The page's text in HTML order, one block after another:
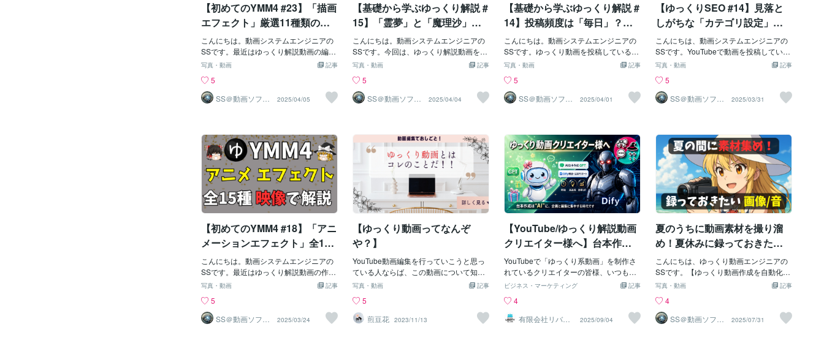
ト読み上げによる簡単なナレーションが
可能これにより、誰でも気軽に始められ
るのが特徴です。🔧 初期投資が少なく、
PC一台で始められる実写動画と違い、ゆ
っくり動画は特別な機材が不要です。- 基
本的に必要なのはPCと編集ソフト、そし
用意する必要がないため、コストを抑え
られるこれがゆっくり動画の強みです。
2. 収益化の現実「ゆっくり動画で収益を
uTubeで収益化を目指すためには、まず
以下の条件を満たす必要があります。1.
チャンネル登録者数が1000人以上2. 直近
12ヶ月の総再生時間が4000時間以上3. Y
ouTubeのポリシーに準拠していることこ
れらの条件を達成するためには、計画的
な動画投稿が不可欠です。⭕️ 再生回数と
収益の関係収益化の鍵は再生
く“どう使ったか”です。引用として使っ
ている場合のみ、著作権法上認められる
可能性があります。引用が成立するため
には、以下の4つの条件を満たす必要があ
ります：🔸 自分の主張を補足する目的
で、必要最小限の範囲で使用している🔸
が「従」になっている🔸 出典が明記され
ている（例：「出典：○○公式サイト」な
ど）🔸 ナレーションや字幕などで、画像
でも無断使用と判断される可能性があり
ます。✅ 「出典を書けばOK」「ちょっと
だけなら大丈夫」は、よくある誤解で
す。2. よくあるNGな使い方とその理由で
は、実際にどんな使い方がNGになるので
しょうか？代表的な例を3つ紹介します。
① 装飾として使ってしまう・話の内容と
関係なく、背景や雰囲気づくりで公式サ
イトを映す→ これは
ないときに考えられる代表的な原因とそ
の対処法を、初心者の方でも分かるよう
に、順を追ってやさしく説明していきま
す。1. SmartScreenによるブロック最も
多いのがこれ。YMM4を起動しようとす
ると「WindowsによってPCが保護されま
せなくなってしまう現象です。これはWi
ndowsが「未知の提供元のアプリかもし
れない」と判断して、一時的に起動を止
で【詳細情報】というリンクをクリック
（※ここが目立たないので注意）✅表示さ
れる【実行】ボタンをクリックこれだけ
で、SmartScreenのブロックは解除さ
れ、YMM4は正常に起動するようになり
ます。しかもこの操作は一度きりでOK。
次回以降はもうこの警告は表示されませ
ん。2. スマートアプリコントロールのブ
ロック
稿」とは、YouTube上で動画以外の内容
（文章・画像・アンケートなど）を発信
できる機能です。2024年からは、登録者
数の制限も撤廃され、すべてのYouTube
チャンネルで利用可能になりました。
【主な特徴】●チャンネルの[投稿]タブに
にも表示される（スマホ閲覧が多い視聴
者にも届きやすい）●投稿には「いいね」
「コメント」「アンケート投票」などの
ト・クイズ形式の質問などが使用可能✅
一言で言えば「YouTube内にあるSNS投
稿機能」だと思ってください。2. コミュ
ニティ投稿のやり方｜スマホ・PCでの投
稿手順操作はとても簡単です。YouTube
Studio：1. YouTube Studioにアクセス
2. 右上の「作成」ボタンをクリック3. 「
【初めてのYMM4 #23】「描画
エフェクト」厳選11種類の特
徴と使い方を紹介！初心者で
も簡単「不透明度」から「傾
斜変形」まで…ちょっとマニ
アックな「極座標変換」も！
画像や字幕のサイズに悩む人
こんにちは。動画システムエンジニアの
SSです。最近はゆっくり解説動画の編集
を効率化しながら、「見やすく、印象に
を入れたのに、なんだか画面がのっぺり
してる」「テキストや画像が読みにく
い、地味って言われる」「そもそもエフ
「描画エフェクト」機能です。この記事
では、YMM4に搭載された描画エフェク
ト全11種類を、初心者にもわかりやす
く、特徴・使いどころ・操作ポイントつ
きで解説します！1. 描画エフェクトって
何？YMM4の「描画エフェクト」は、テ
キストや画像の位置・大きさ・透明度な
どを見た目として変化させる機能です。
✅ 画像が画面からはみ出る → 自動でぴっ
たり収める✅ テロップが読みづらい → 背
景に余白や枠を追加する✅ 画像を傾けた
り、歪ませたり → 雰囲気ある演出に早変
わり使い方はとてもシンプル：1. アイテ
ムを選ぶ2. 右の「エフェクト」＋をクリ
ェクトを選択4. 数値をスライド or 入力し
て調整！2. よく使う基本5エフェクト
（安定の実用性）① 不透明度素材の透明
記事
写真・動画
5
SS＠動画ソフト
ウェアエンジニ
2025/04/05
【基礎から学ぶゆっくり解説 #
15】「霊夢」と「魔理沙」を
理解してますか？キャラクタ
ーの性格や口調、視点を学べ
ば台本のセリフがスラスラ書
けるんです！「漫才」や「天
然ボケ」を意識して視聴者の
こんにちは。動画システムエンジニアの
SSです。今回は、ゆっくり解説動画を作
るときに誰もがぶつかる壁――「キャラ
記事です。「霊夢ってこんなキャラだっ
け？」「魔理沙が敬語しゃべってな
い？」「二人の会話がなんかぎこちな
るだけで、動画の印象がぐっと上がりま
す。この記事では、ゆっくり解説の定番
キャラである霊夢と魔理沙の基本設定と
会話づくりのコツを、初心者向けにしっ
かり解説していきます！1. そもそも霊夢
と魔理沙って誰？🧍‍♀️🧙‍♀️霊夢と魔理沙は、
東方Projectという弾幕シューティングゲ
ームを原作とするキャラクターです。と
はいえ、ゆっくり解説で使われる霊夢と
魔理沙は、見た目だけを借りた二次創作
の存在。YouTubeやニコニコで活躍する
ゆっくりキャラとして、霊夢＝冷静・真
面目・素直な反応役魔理沙＝元気・知識
豊富・勢いある解説役という「定番イメ
この型を理解せずに自由に話を作ってし
まうと、視聴者にとって違和感のある動
画になってしまうんです。2. キャラクタ
記事
写真・動画
5
SS＠動画ソフト
ウェアエンジニ
2025/04/04
【基礎から学ぶゆっくり解説 #
14】投稿頻度は「毎日」？
「週1」！？毎日投稿してる本
チャンネルの「インプレ」見
せちゃいます！動画投稿ペー
スと「おすすめ」の関係もわ
かりやすく解説します
こんにちは。動画システムエンジニアの
SSです。ゆっくり動画を投稿している
と、「毎日出したほうがいいのかな？」
不定期になるけど大丈夫？」――そんな
悩み、ありませんか？今回は、実際の人
気ゆっくりチャンネルの事例とともに、
とめました。1. 投稿頻度とアルゴリズム
の関係YouTubeのアルゴリズムは「定期
的に更新しているチャンネル」を好む傾
向があります。毎日投稿はもちろん、週
2〜3本でも「活発なチャンネル」と判断
され、おすすめ欄や関連動画に表示され
やすくなります。ただし問題は“続けられ
るか”どうか。2. 投稿ペース別の特徴とリ
アルな声🟧 毎日投稿型メリット：爆発的
な成長が狙えるデメリット：時間・体
力・モチベすべてに負荷大事例：開設半
年で登録者10万を突破したが、その後燃
え尽きたチャンネルも…📝 編集に1本2
0〜30時間かかるゆっくり動画では、現
投稿型メリット：アルゴリズムに有利、
かつ比較的無理がないデメリット：仕事
と両立するとスケジュール管理がカギ事
記事
写真・動画
5
SS＠動画ソフト
ウェアエンジニ
2025/04/01
【ゆっくりSEO #14】見落と
しがちな「カテゴリ設定」を
解説！「教育」と「ハウツー
とスタイル」は何が違う？全1
5種類のカテゴリをわかりやす
く教えます…これを見て設定
するだけでおすすめが急増し
こんにちは、動画システムエンジニアの
SSです。YouTubeで動画を投稿している
と、ついつい「タイトル」「サムネ」
リ」は適当に済ませていませんか？実は
これ、ものすごく「もったいない」！💡
カテゴリ設定は、動画の“住所”のような
テイメント、ブログ、ゲーム、ニュース
と政治…などなど。動画を投稿する際に
「この動画はどのジャンルか」を示す目
印になります。視聴者が何気なく見る
「関連動画」も、実はこのカテゴリ情報
をもとに並んでいるんです。📈「教育」
に入れれば、教育系の動画と一緒に並び
やすいたとえば、あなたが歴史のゆっく
り解説動画を投稿したとします。このと
き「教育」カテゴリを設定すれば、他の
歴史解説動画の隣に表示される可能性が
グンと上がります。逆に、うっかり「エ
ンターテイメント」カテゴリのままにし
ていると…「面白動画だと思って見たら
離脱されて、SEO評価が下がった」なん
て事態になることも…。🛠 設定は超カン
タン。PCでもスマホでもOK投稿時に選
記事
写真・動画
5
SS＠動画ソフト
ウェアエンジニ
2025/03/31
【初めてのYMM4 #18】「アニ
メーションエフェクト」全15
種完全解説！実際にエフェク
トを見ながら使い方と特徴を
紹介…ゆっくりの定番「反復
移動」から大人気「砕け散
る」まで教えちゃいます！
こんにちは。動画システムエンジニアの
SSです。最近はゆっくり解説動画の作成
の効率化に勤しんでいます。YMM4を使
い！」と思うことがありますよね？そん
なあなたにおすすめなのが、YMM4のア
ニメーションエフェクト機能です。字
記事
写真・動画
5
SS＠動画ソフト
ウェアエンジニ
2025/03/24
【ゆっくり動画ってなんぞ
や？】
YouTube動画編集を行っていこうと思っ
ている人ならば、この動画について知っ
といて損はないと思います。それはずば
てね！！！／「聞いたことはあるけど、
なんか魔女のキャラクター？が出てる
やつでしょ？」「なんか棒読みの音声ソ
記事
写真・動画
5
煎豆花 2023/11/13
【YouTube/ゆっくり解説動画
クリエイター様へ】台本作成
はAIに、企画と編集に集中す
る時代です
YouTubeで「ゆっくり系動画」を制作さ
れているクリエイターの皆様、いつも制
作お疲れ様です。「面白い掛け合いを考
かりすぎて、動画の投稿本数がなかなか
増えない…」「クオリティを維持しなが
ら、もっと効率的に作業を進めたい…」
記事
ビジネス・マーケティング
4
有限会社リバテ
ィ 大北章史
2025/09/04
夏のうちに動画素材を撮り溜
め！夏休みに録っておきたい
画像素材やBGMを紹介します
【ゆっくりコラム】
こんにちは、ゆっくり動画エンジニアの
SSです。【ゆっくり動画作成を自動化し
ませんか？】「夏に撮り溜めた素材があ
ない…」「季節ごとに素材を集める時間
が取れない…」こんな悩みを抱えている
動画制作者の皆さんに、今回は「夏の素
記事
写真・動画
4
SS＠動画ソフト
ウェアエンジニ
2025/07/31